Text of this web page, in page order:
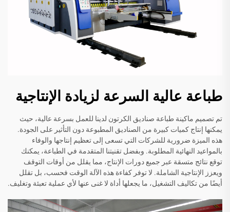
طباعة عالية السرعة لزيادة الإنتاجية
تم تصميم ماكينة طباعة صناديق الكرتون لدينا للعمل بسرعة عالية، حيث
يمكنها إنتاج كميات كبيرة من الصناديق المطبوعة دون التأثير على الجودة.
هذه الميزة ضرورية للشركات التي تسعى إلى تعظيم إنتاجها والوفاء
بالمواعيد النهائية المطلوبة. وبفضل تقنيتنا المتقدمة في الطباعة، يمكنك
توقع نتائج متسقة عبر جميع دورات الإنتاج، مما يقلل من أوقات التوقف
ويعزز الإنتاجية الشاملة. لا توفر كفاءة هذه الآلة الوقت فحسب، بل تقلل
أيضًا من تكاليف التشغيل، ما يجعلها أداة لا غنى عنها لأي عملية تعبئة وتغليف.